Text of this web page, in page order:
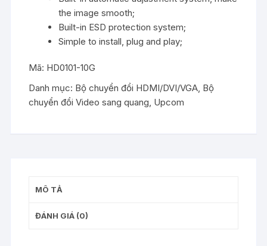
the image smooth;
Built-in ESD protection system;
Simple to install, plug and play;
Mã: HD0101-10G
Danh mục: Bộ chuyển đổi HDMI/DVI/VGA Bộ
chuyển đổi Video sang quang Upcom
MÔ TẢ
ĐÁNH GIÁ (0)